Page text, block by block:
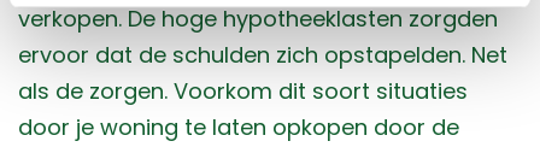
verkopen. De hoge hypotheeklasten zorgden
ervoor dat de schulden zich opstapelden. Net
als de zorgen. Voorkom dit soort situaties
door je woning te laten opkopen door de